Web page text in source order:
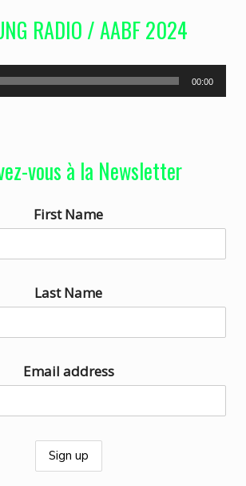
é
RADIO / AABF 2024
L
e
e
r
d
o
00:00
vous à la Newsletter
First Name
Last Name
Email address